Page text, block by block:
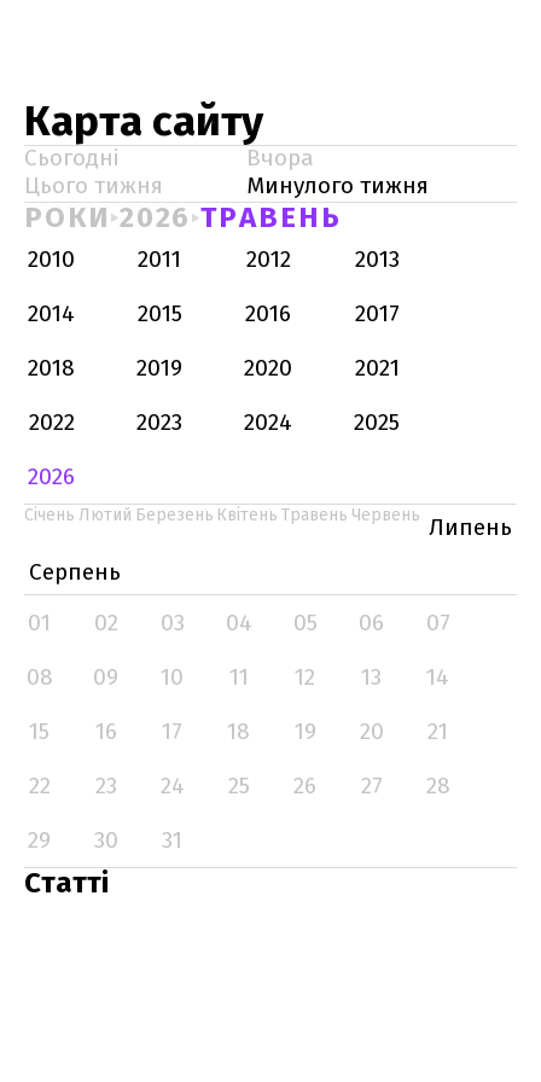
Карта сайту
Сьогодні
Вчора
Цього тижня
Минулого тижня
РОКИ 2026 ТРАВЕНЬ
2010 2011 2012
2013
2014
2015 2016
2017
2018
2019 2020
2021
2022
2023 2024
2025
2026
Січень Лютий Березень Квітень Травень Червень Липень
Серпень
01
02 03 04 05 06
07
08
09 10 11 12 13
14
15
16 17 18 19 20
21
22
23 24 25 26 27
28
29
30 31
Статті